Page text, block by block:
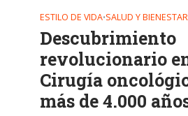
ESTILO DE VIDA•SALUD Y BIENESTAR
Descubrimiento
revolucionario
Cirugía
más de 4.000